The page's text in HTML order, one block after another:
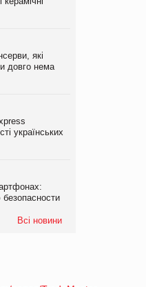
які
довго нема
українських
Всі новини